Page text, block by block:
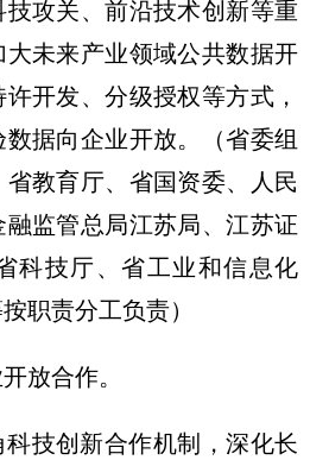
攻关、前沿技术创新等重
大未来产业领域公共数据开
开发、分级授权等方式，
据向企业开放。
（省委组
教育厅、省国资委、人民
监管总局江苏局、江苏证
科技厅、省工业和信息化
职责分工负责）
放合作。
技创新合作机制，深化长